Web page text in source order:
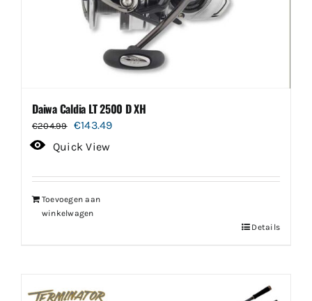
Daiwa Caldia LT 2500 D XH
€204.99
Oorspronkelijke
prijs
€204.99.
€143.49Huidige
€143.49.
Quick View
Toevoegen aan
winkelwagen
Details